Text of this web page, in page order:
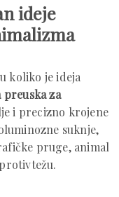
ideje
koliko je ideja
za
i precizno krojene
suknje,
pruge, animal